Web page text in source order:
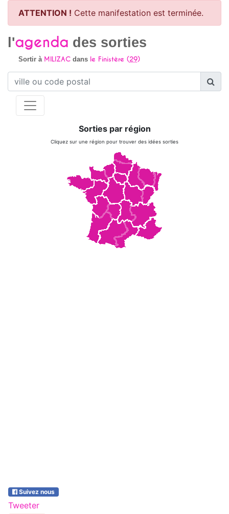
ATTENTION ! Cette manifestation est terminée.
l'agenda des sorties
Sortir à MILIZACdans le Finistère (29)
Sorties par région
Cliquez sur une région pour trouver des idées sorties
Suivez nous
Tweeter